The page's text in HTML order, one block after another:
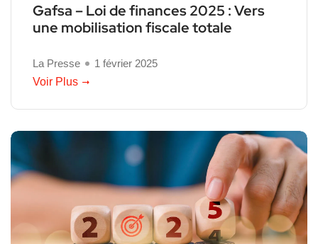
Gafsa – Loi de finances 2025 : Vers
une mobilisation fiscale totale
La Presse
1 février 2025
Voir Plus